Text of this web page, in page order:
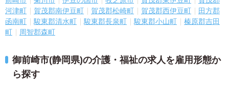
河津町
賀茂郡南伊豆町 賀茂郡松崎町 賀茂郡西伊豆町
田方郡
函南町
駿東郡清水町 駿東郡長泉町 駿東郡小山町
榛原郡吉田
町
周智郡森町
御前崎市(静岡県)の介護・福祉の求人を雇用形態か
ら探す